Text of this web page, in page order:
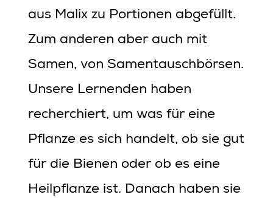
aus Malix zu Portionen abgefüllt.
Zum anderen aber auch mit
Samen, von Samentauschbörsen.
Unsere Lernenden haben
recherchiert, um was für eine
Pflanze es sich handelt, ob sie gut
für die Bienen oder ob es eine
Heilpflanze ist. Danach haben sie